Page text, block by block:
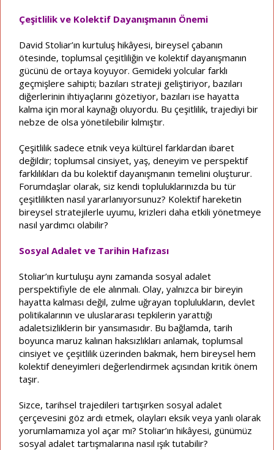
Çeşitlilik ve Kolektif Dayanışmanın Önemi
David Stoliar’ın kurtuluş hikâyesi, bireysel çabanın
ötesinde, toplumsal çeşitliliğin ve kolektif dayanışmanın
gücünü de ortaya koyuyor. Gemideki yolcular farklı
geçmişlere sahipti; bazıları strateji geliştiriyor, bazıları
diğerlerinin ihtiyaçlarını gözetiyor, bazıları ise hayatta
kalma için moral kaynağı oluyordu. Bu çeşitlilik, trajediyi bir
nebze de olsa yönetilebilir kılmıştır.
Çeşitlilik sadece etnik veya kültürel farklardan ibaret
değildir; toplumsal cinsiyet, yaş, deneyim ve perspektif
farklılıkları da bu kolektif dayanışmanın temelini oluşturur.
Forumdaşlar olarak, siz kendi topluluklarınızda bu tür
çeşitlilikten nasıl yararlanıyorsunuz? Kolektif hareketin
bireysel stratejilerle uyumu, krizleri daha etkili yönetmeye
nasıl yardımcı olabilir?
Sosyal Adalet ve Tarihin Hafızası
Stoliar’ın kurtuluşu aynı zamanda sosyal adalet
perspektifiyle de ele alınmalı. Olay, yalnızca bir bireyin
hayatta kalması değil, zulme uğrayan toplulukların, devlet
politikalarının ve uluslararası tepkilerin yarattığı
adaletsizliklerin bir yansımasıdır. Bu bağlamda, tarih
boyunca maruz kalınan haksızlıkları anlamak, toplumsal
cinsiyet ve çeşitlilik üzerinden bakmak, hem bireysel hem
kolektif deneyimleri değerlendirmek açısından kritik önem
taşır.
Sizce, tarihsel trajedileri tartışırken sosyal adalet
çerçevesini göz ardı etmek, olayları eksik veya yanlı olarak
yorumlamamıza yol açar mı? Stoliar’ın hikâyesi, günümüz
sosyal adalet tartışmalarına nasıl ışık tutabilir?